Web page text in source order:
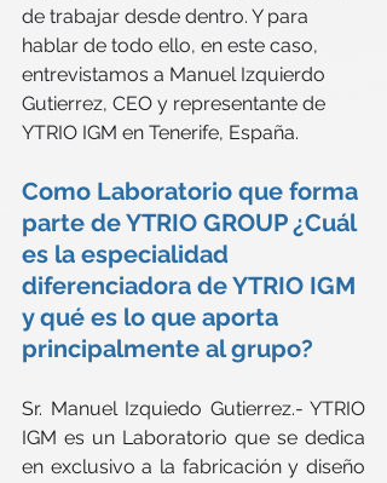
de trabajar desde dentro. Y para
hablar de todo ello, en este caso,
entrevistamos a Manuel Izquierdo
Gutierrez, CEO y representante de
YTRIO IGM en Tenerife, España.
Como Laboratorio que forma
parte de YTRIO GROUP ¿Cuál
es la especialidad
diferenciadora de YTRIO IGM
y qué es lo que aporta
principalmente al grupo?
Sr. Manuel Izquiedo Gutierrez.- YTRIO
IGM es un Laboratorio que se dedica
en exclusivo a la fabricación y diseño